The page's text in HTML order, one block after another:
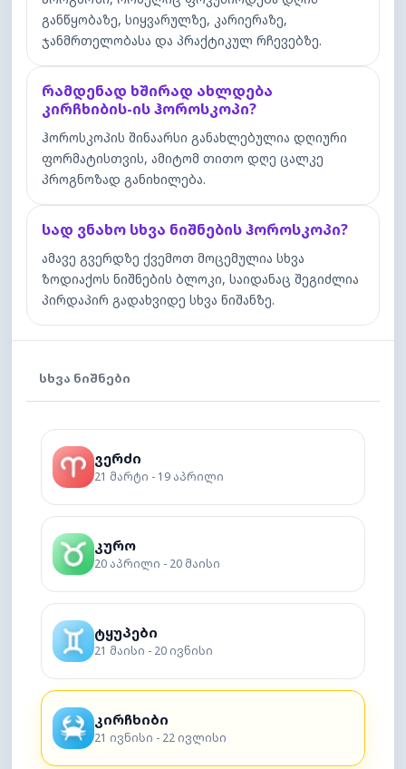
განწყობაზე, სიყვარულზე, კარიერაზე,
ჯანმრთელობასა და პრაქტიკულ რჩევებზე.
რამდენად ხშირად ახლდება
კირჩხიბის-ის ჰოროსკოპი?
ჰოროსკოპის შინაარსი განახლებულია დღიური
ფორმატისთვის, ამიტომ თითო დღე ცალკე
პროგნოზად განიხილება.
სად ვნახო სხვა ნიშნების ჰოროსკოპი?
ამავე გვერდზე ქვემოთ მოცემულია სხვა
ზოდიაქოს ნიშნების ბლოკი, საიდანაც შეგიძლია
პირდაპირ გადახვიდე სხვა ნიშანზე.
ᲡᲮᲕᲐ ᲜᲘᲨᲜᲔᲑᲘ
ვერძი
21 მარტი - 19 აპრილი
კურო
20 აპრილი - 20 მაისი
ტყუპები
21 მაისი - 20 ივნისი
კირჩხიბი
21 ივნისი - 22 ივლისი